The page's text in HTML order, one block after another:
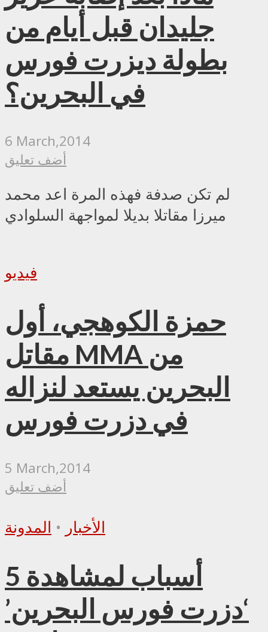
جليدان قبل أيام من
بطولة ديزرت فورس
في البحرين؟
6 March,2014
أضف تعليق
لم تكن صدفة فهذه المرة اعد محمد
ميرزا مقاتلا بديلا لمواجهة السلوادي
فيديو
حمزة الكوهجي، أول
مقاتل MMA من
البحرين يستعد لنزاله
في دزرت فورس
5 March,2014
أضف تعليق
الأخبار • المدونة
5 أسباب لمشاهدة
‘دزرت فورس البحرين’